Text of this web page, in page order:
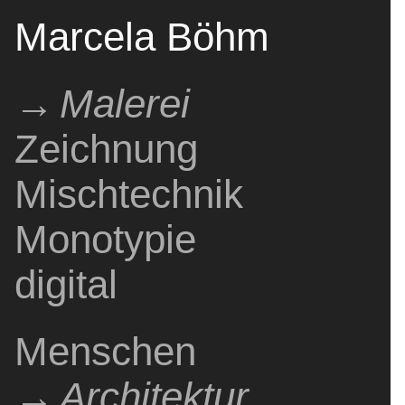
Marcela Böhm
Malerei
Pintura
Painting
Zeichnung
Dibujo
Drawing
Mischtechnik
Técnica mixta
Mixed media
Monotypie
Monotipo
monotype
digital
digital
digital
Menschen